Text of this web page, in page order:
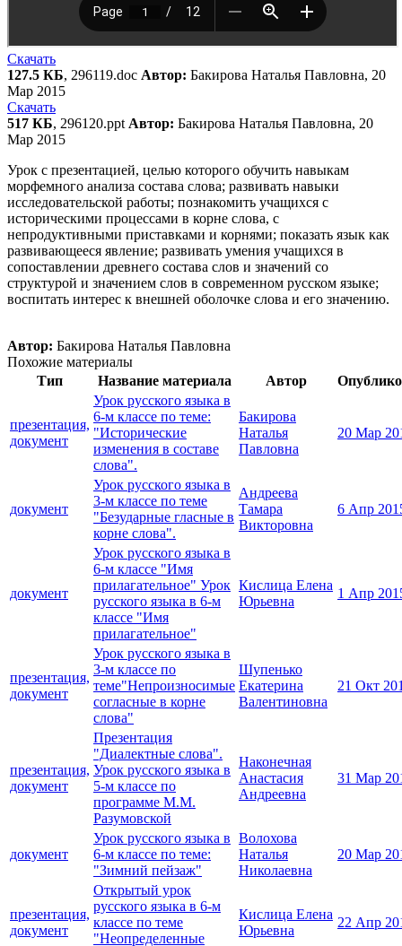
Скачать
127.5 КБ, 296119.doc Автор: Бакирова Наталья Павловна, 20
Мар 2015
Скачать
517 КБ, 296120.ppt Автор: Бакирова Наталья Павловна, 20
Мар 2015
Урок с презентацией, целью которого обучить навыкам
морфемного анализа состава слова; развивать навыки
исследовательской работы; познакомить учащихся с
историческими процессами в корне слова, с
непродуктивными приставками и корнями; показать язык как
развивающееся явление; развивать умения учащихся в
сопоставлении древнего состава слов и значений со
структурой и значением слов в современном русском языке;
воспитать интерес к внешней оболочке слова и его значению.
Автор: Бакирова Наталья Павловна
Похожие материалы
Тип
Название материала Автор
презентация,
документ
Урок русского языка в
6-м классе по теме:
"Исторические
изменения в составе
слова".
Бакирова
Наталья
Павловна
20 Мар
документ
Урок русского языка в
3-м классе по теме
"Безударные гласные в
корне слова".
Андреева
Тамара
Викторовна
6 Апр
документ
Урок русского языка в
6-м классе "Имя
прилагательное" Урок
русского языка в 6-м
классе "Имя
прилагательное"
Кислица Елена
Юрьевна
1 Апр
презентация,
документ
Урок русского языка в
3-м классе по
теме"Непроизносимые
согласные в корне
слова"
Шупенько
Екатерина
Валентиновна
21 Окт
презентация,
документ
Презентация
"Диалектные слова".
Урок русского языка в
5-м классе по
программе М.М.
Разумовской
Наконечная
Анастасия
Андреевна
31 Мар
документ
Урок русского языка в
6-м классе по теме:
"Зимний пейзаж"
Волохова
Наталья
Николаевна
20 Мар
презентация,
документ
Открытый урок
русского языка в 6-м
классе по теме
"Неопределенные
Кислица Елена
Юрьевна
22 Апр